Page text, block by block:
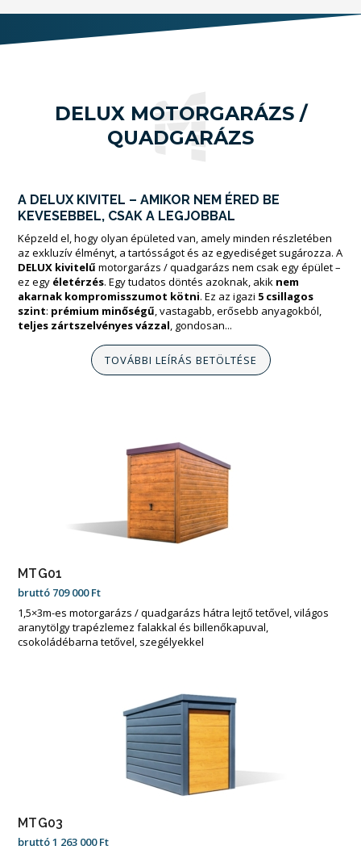
DELUX MOTORGARÁZS /
QUADGARÁZS
A DELUX KIVITEL – AMIKOR NEM ÉRED BE
KEVESEBBEL, CSAK A LEGJOBBAL
Képzeld el, hogy olyan épületed van, amely minden részletében
az exkluzív élményt, a tartósságot és az egyediséget sugározza. A
DELUX kivitelű motorgarázs / quadgarázs nem csak egy épület –
ez egy életérzés. Egy tudatos döntés azoknak, akik nem
akarnak kompromisszumot kötni. Ez az igazi 5 csillagos
szint: prémium minőségű, vastagabb, erősebb anyagokból,
teljes zártszelvényes vázzal, gondosan...
TOVÁBBI LEÍRÁS BETÖLTÉSE
MTG01
bruttó 709 000Ft
1,5×3m-es motorgarázs / quadgarázs hátra lejtő tetővel, világos
aranytölgy trapézlemez falakkal és billenőkapuval,
csokoládébarna tetővel, szegélyekkel
MTG03
bruttó1 263 000Ft